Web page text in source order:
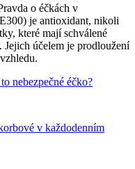
o éčkách v
je antioxidant, nikoli
které mají schválené
Jejich účelem je prodloužení
nebezpečné éčko?